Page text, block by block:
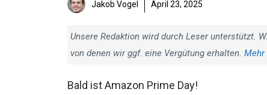
Jakob Vogel April 23, 2025
Unsere Redaktion wird durch Leser unterstützt.
von denen wir ggf. eine Vergütung erhalten. Mehr
Bald ist Amazon Prime Day!